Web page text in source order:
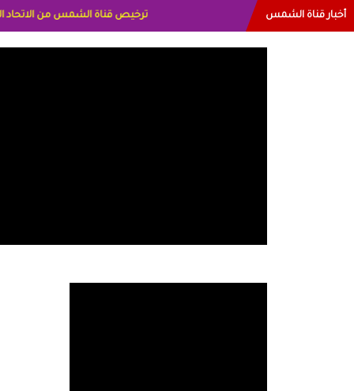
أخبار قناة الشمس